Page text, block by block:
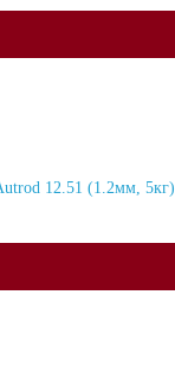
12.51 (1.2мм, 5кг)